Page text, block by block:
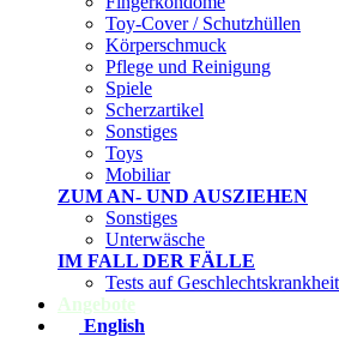
Toy-Cover / Schutzhüllen
Körperschmuck
Pflege und Reinigung
Spiele
Scherzartikel
Sonstiges
Toys
Mobiliar
ZUM AN- UND AUSZIEHEN
Sonstiges
Unterwäsche
IM FALL DER FÄLLE
Tests auf
Angebote
English